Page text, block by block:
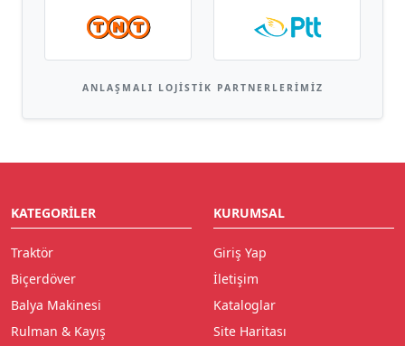
ANLAŞMALI LOJISTIK PARTNERLERIMIZ
KATEGORILER
Traktör
Biçerdöver
Balya Makinesi
Rulman & Kayış
KURUMSAL
Giriş Yap
İletişim
Kataloglar
Site Haritası